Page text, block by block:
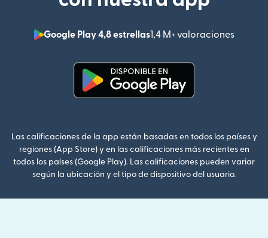
Google Play 4,8 estrellas1,4 M+ valoraciones
(se
Las calificaciones de la app están basadas en todos los países y
regiones (App Store) y en las calificaciones más recientes en
todos los países (Google Play). Las calificaciones pueden variar
según la ubicación y el tipo de dispositivo del usuario.